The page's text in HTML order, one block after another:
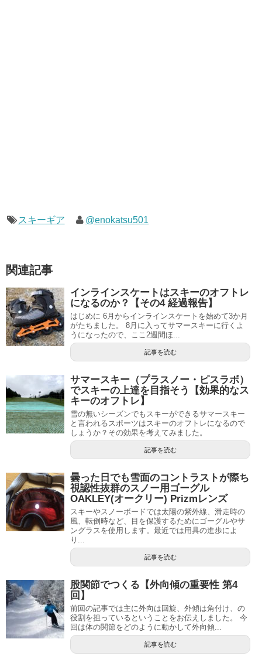
スキーギア @enokatsu501
関連記事
インラインスケートはスキーのオフトレ
になるのか？【その4 経過報告】
はじめに 6月からインラインスケートを始めて3か月
がたちました。 8月に入ってサマースキーに行くよ
うになったので、ここ2週間ほ...
記事を読む
サマースキー（プラスノー・ピスラボ）
でスキーの上達を目指そう【効果的なス
キーのオフトレ】
雪の無いシーズンでもスキーができるサマースキー
と言われるスポーツはスキーのオフトレになるので
しょうか？その効果を考えてみました。
記事を読む
曇った日でも雪面のコントラストが際ち
視認性抜群のスノー用ゴーグル
OAKLEY(オークリー) Prizmレンズ
スキーやスノーボードでは太陽の紫外線、滑走時の
風、転倒時など、目を保護するためにゴーグルやサ
ングラスを使用します。最近では用具の進歩によ
り...
記事を読む
股関節でつくる【外向傾の重要性 第4
回】
前回の記事では主に外向は回旋、外傾は角付け、の
役割を担っているということをお伝えしました。 今
回は体の関節をどのように動かして外向傾...
記事を読む